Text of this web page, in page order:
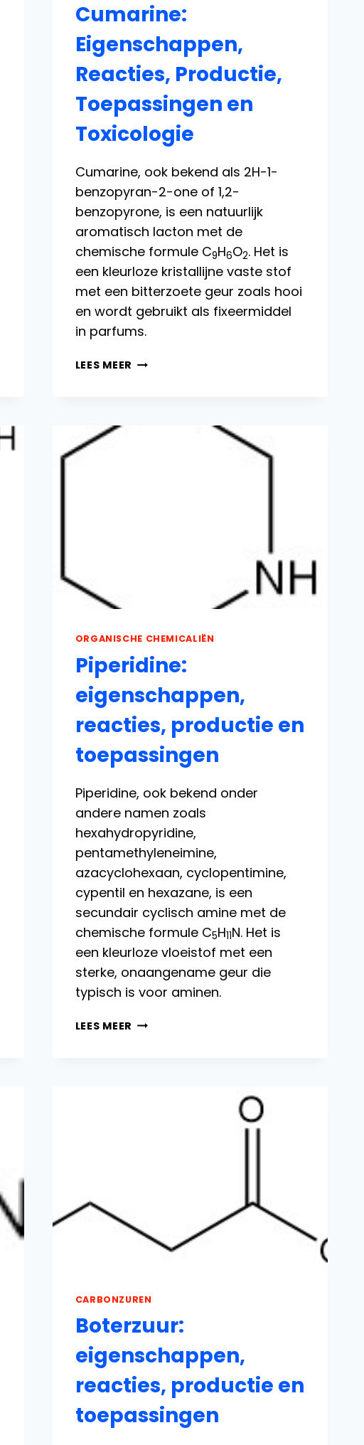
Cumarine:
Eigenschappen,
Reacties, Productie,
Toepassingen en
Toxicologie
Cumarine, ook bekend als 2H-1-
benzopyran-2-one of 1,2-
benzopyrone, is een natuurlijk
aromatisch lacton met de
chemische formule C9H6O2. Het is
een kleurloze kristallijne vaste stof
met een bitterzoete geur zoals hooi
en wordt gebruikt als fixeermiddel
in parfums.
LEES MEER CUMARINE:
TOEPASSINGEN
ORGANISCHE CHEMICALIËN
Piperidine:
eigenschappen,
reacties, productie en
toepassingen
Piperidine, ook bekend onder
andere namen zoals
hexahydropyridine,
pentamethyleneimine,
azacyclohexaan, cyclopentimine,
cypentil en hexazane, is een
secundair cyclisch amine met de
chemische formule C5H11N. Het is
een kleurloze vloeistof met een
sterke, onaangename geur die
typisch is voor aminen.
LEES MEER PIPERIDINE:
CARBONZUREN
Boterzuur:
eigenschappen,
reacties, productie en
toepassingen